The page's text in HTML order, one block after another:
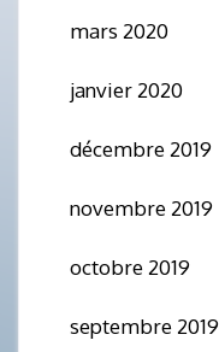
mars 2020
janvier 2020
décembre 2019
novembre 2019
octobre 2019
septembre 2019